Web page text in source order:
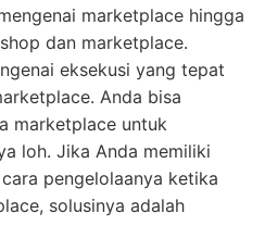
marketplace hingga
dan marketplace.
eksekusi yang tepat
Anda bisa
marketplace untuk
loh. Jika Anda memiliki
pengelolaanya ketika
solusinya adalah